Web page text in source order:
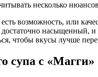
несколько
возможность, или
насыщенный,
чтобы вкусы лучше
супа с «Магги»